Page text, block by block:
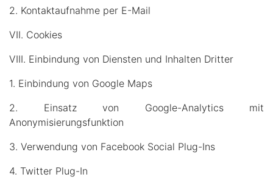
2. Kontaktaufnahme per E-Mail
VII. Cookies
VIII. Einbindung von Diensten und Inhalten Dritter
1. Einbindung von Google Maps
2. Einsatz von Google-Analytics mit
Anonymisierungsfunktion
3. Verwendung von Facebook Social Plug-Ins
4. Twitter Plug-In